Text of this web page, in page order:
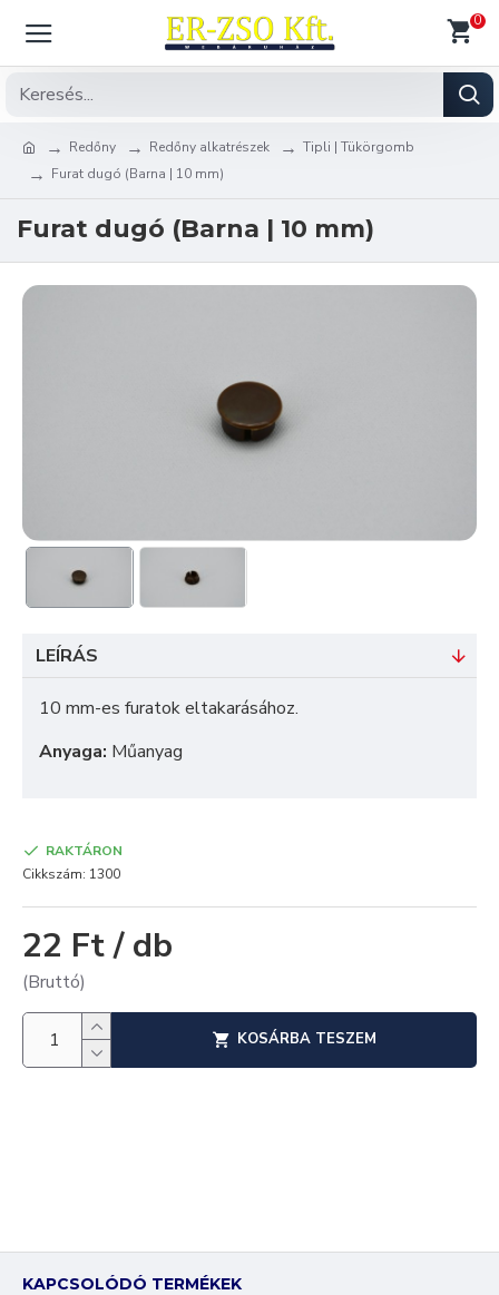
0
Redőny Redőny alkatrészek
Tipli | Tükörgomb
Furat dugó (Barna | 10 mm)
Furat dugó (Barna | 10 mm)
LEÍRÁS
10 mm-es furatok eltakarásához.
Anyaga: Műanyag
22 Ft / db
(Bruttó)
RAKTÁRON
Cikkszám: 1300
KOSÁRBA TESZEM
KAPCSOLÓDÓ TERMÉKEK